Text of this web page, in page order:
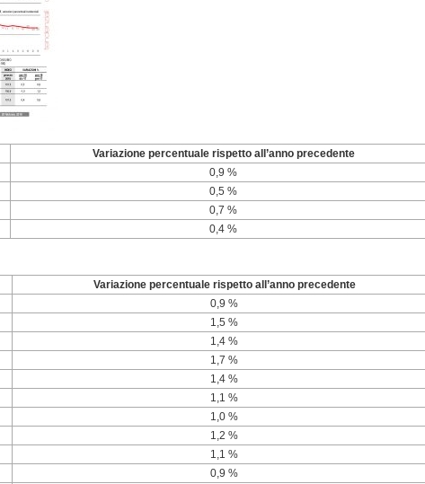
Variazione percentuale rispetto all’anno precedente
0,9 %
0,5 %
0,7 %
0,4 %
Variazione percentuale rispetto all’anno precedente
0,9 %
1,5 %
1,4 %
1,7 %
1,4 %
1,1 %
1,0 %
1,2 %
1,1 %
0,9 %